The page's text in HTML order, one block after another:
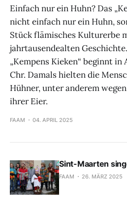
Einfach nur ein Huhn? Das
nicht einfach nur ein Huhn,
Stück flämisches Kulturerbe
jahrtausendealten
„Kempens Kieken“ beginnt in
Chr. Damals hielten die
Hühner, unter anderem
ihrer Eier.
FAAM 04. APRIL 2025
Sint-Maarten
FAAM 26. MÄRZ 2025